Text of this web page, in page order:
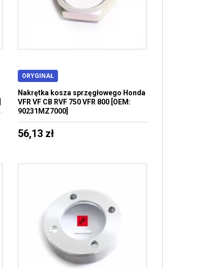
ORYGINAŁ
Nakrętka kosza sprzęgłowego Honda
VFR VF CB RVF 750 VFR 800 [OEM:
90231MZ7000]
56,13 zł